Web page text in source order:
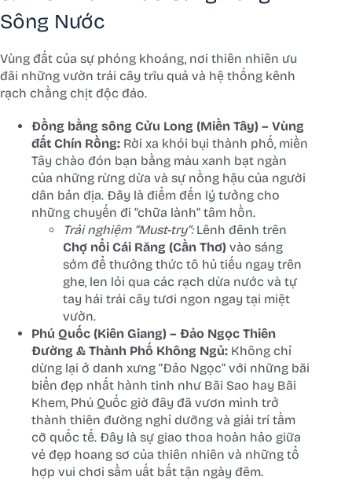
Sông Nước
Vùng đất của sự phóng khoáng, nơi thiên nhiên ưu
đãi những vườn trái cây trĩu quả và hệ thống kênh
rạch chằng chịt độc đáo.
Đồng bằng sông Cửu Long (Miền Tây) – Vùng
đất Chín Rồng: Rời xa khói bụi thành phố, miền
Tây chào đón bạn bằng màu xanh bạt ngàn
của những rừng dừa và sự nồng hậu của người
dân bản địa. Đây là điểm đến lý tưởng cho
những chuyến đi “chữa lành” tâm hồn.
Trải nghiệm “Must-try”:Lênh đênh trên
Chợ nổi Cái Răng (Cần Thơ) vào sáng
sớm để thưởng thức tô hủ tiếu ngay trên
ghe, len lỏi qua các rạch dừa nước và tự
tay hái trái cây tươi ngon ngay tại miệt
vườn.
Phú Quốc (Kiên Giang) – Đảo Ngọc Thiên
Đường & Thành Phố Không Ngủ: Không chỉ
dừng lại ở danh xưng “Đảo Ngọc” với những bãi
biển đẹp nhất hành tinh như Bãi Sao hay Bãi
Khem, Phú Quốc giờ đây đã vươn mình trở
thành thiên đường nghỉ dưỡng và giải trí tầm
cỡ quốc tế. Đây là sự giao thoa hoàn hảo giữa
vẻ đẹp hoang sơ của thiên nhiên và những tổ
hợp vui chơi sầm uất bất tận ngày đêm.